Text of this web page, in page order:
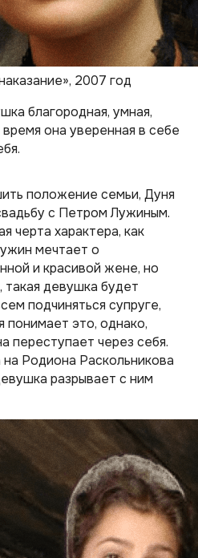
2007 год
благородная, умная,
она уверенная в себе
положение семьи, Дуня
с Петром Лужиным.
черта характера, как
мечтает о
и красивой жене, но
девушка будет
подчиняться супруге,
понимает это, однако,
переступает через себя.
Родиона Раскольникова
разрывает с ним